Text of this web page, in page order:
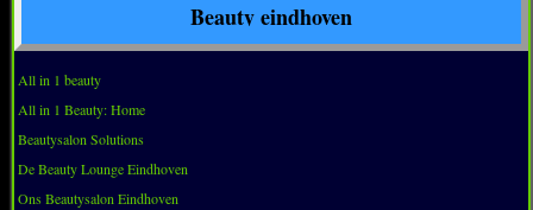
Beauty eindhoven
All in 1 beauty
All in 1 Beauty: Home
Beautysalon Solutions
De Beauty Lounge Eindhoven
Ons Beautysalon Eindhoven